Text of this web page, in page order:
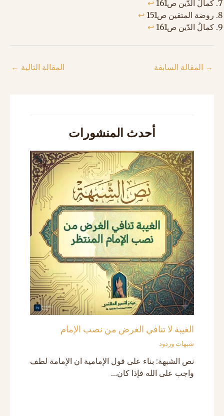
كمالُ الدّين ص161
↩︎
روضة المتقين ص151
↩︎
كمالُ الدّين ص161
↩︎
→ المقالة السابقة المقالة التالية ←
أحدث المنشورات
الغيبة لا تنافي الغرض من نصب الإمام
شبهات وردود
نص الشبهة: بناء على قول الإمامية ان الإمامة لطف
واجب على الله فإذا كان…